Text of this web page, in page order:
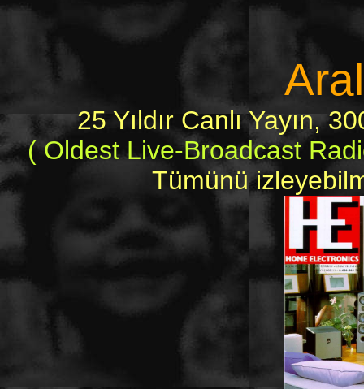
25 Yıldır Canlı Yayın,
( Oldest Live-Broadcast
Tümünü